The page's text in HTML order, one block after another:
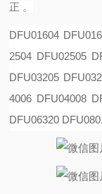
正 。
DFU01604
2504 DFU02505
DFU03205
4006 DFU04008
DFU06320